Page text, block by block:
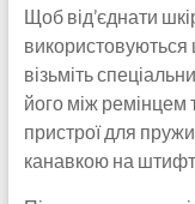
Щоб від’єднати
візьміть
його між ремінцем
пристрої для
канавкою на